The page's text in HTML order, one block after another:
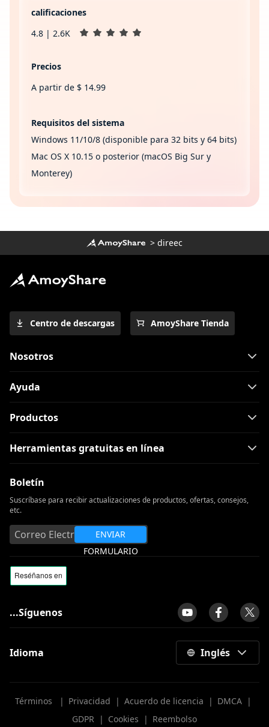
calificaciones
4.8 | 2.6K
Precios
A partir de $ 14.99
Requisitos del sistema
Windows 11/10/8 (disponible para 32 bits y 64 bits)
Mac OS X 10.15 o posterior (macOS Big Sur y
Monterey)
> direec
Centro de descargas AmoyShare Tienda
Nosotros
Ayuda
Productos
Herramientas gratuitas en línea
Boletín
Suscríbase para recibir actualizaciones de productos, ofertas, consejos,
etc.
ENVIAR
FORMULARIO
...Síguenos
Idioma Inglés
Términos | Privacidad | Acuerdo de licencia | DMCA |
GDPR | Cookies | Reembolso